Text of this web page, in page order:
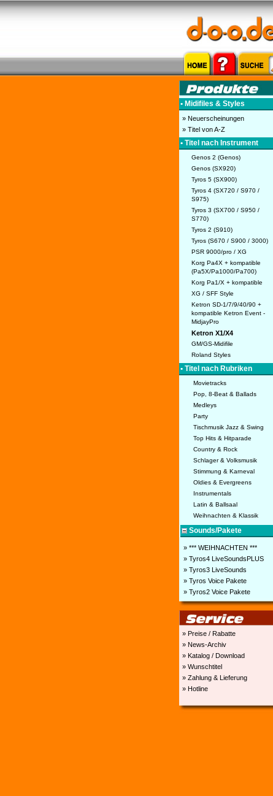
• Midifiles & Styles
» Neuerscheinungen
» Titel von A-Z
• Titel nach Instrument
Genos 2 (Genos)
Genos (SX920)
Tyros 5 (SX900)
Tyros 4 (SX720 / S970 /
S975)
Tyros 3 (SX700 / S950 /
S770)
Tyros 2 (S910)
Tyros (S670 / S900 / 3000)
PSR 9000/pro / XG
Korg Pa4X + kompatible
(Pa5X/Pa1000/Pa700)
Korg Pa1/X + kompatible
XG / SFF Style
Ketron SD-1/7/9/40/90 +
kompatible Ketron Event -
MidjayPro
Ketron X1/X4
GM/GS-Midifile
Roland Styles
• Titel nach Rubriken
Movietracks
Pop, 8-Beat & Ballads
Medleys
Party
Tischmusik Jazz & Swing
Top Hits & Hitparade
Country & Rock
Schlager & Volksmusik
Stimmung & Karneval
Oldies & Evergreens
Instrumentals
Latin & Ballsaal
Weihnachten & Klassik
Sounds/Pakete
» *** WEIHNACHTEN ***
» Tyros4 LiveSoundsPLUS
» Tyros3 LiveSounds
» Tyros Voice Pakete
» Tyros2 Voice Pakete
» Preise / Rabatte
» News-Archiv
» Katalog / Download
» Wunschtitel
» Zahlung & Lieferung
» Hotline